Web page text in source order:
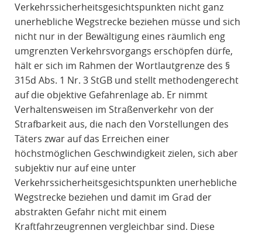
Verkehrssicherheitsgesichtspunkten nicht ganz
unerhebliche Wegstrecke beziehen müsse und sich
nicht nur in der Bewältigung eines räumlich eng
umgrenzten Verkehrsvorgangs erschöpfen dürfe,
hält er sich im Rahmen der Wortlautgrenze des §
315d Abs. 1 Nr. 3 StGB und stellt methodengerecht
auf die objektive Gefahrenlage ab. Er nimmt
Verhaltensweisen im Straßenverkehr von der
Strafbarkeit aus, die nach den Vorstellungen des
Täters zwar auf das Erreichen einer
höchstmöglichen Geschwindigkeit zielen, sich aber
subjektiv nur auf eine unter
Verkehrssicherheitsgesichtspunkten unerhebliche
Wegstrecke beziehen und damit im Grad der
abstrakten Gefahr nicht mit einem
Kraftfahrzeugrennen vergleichbar sind. Diese